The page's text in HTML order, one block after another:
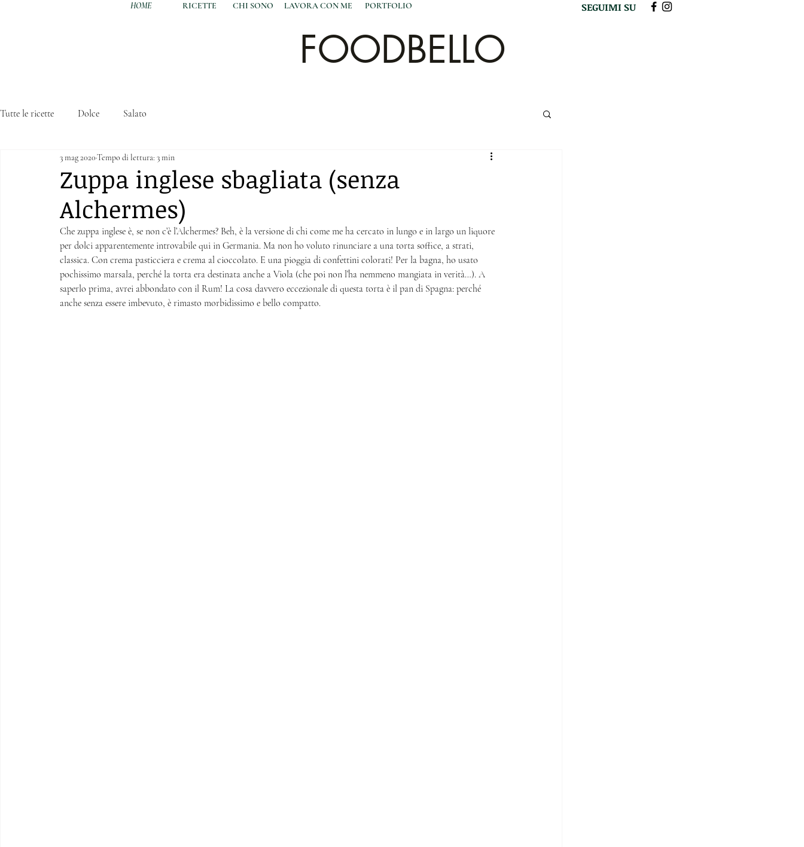
HOME RICETTE CHI SONO LAVORA CON ME PORTFOLIO SEGUIMI SU
FOODBELLO
Tutte le ricette Dolce Salato
Zuppa inglese sbagliata (senza
Alchermes)
3 mag 2020Tempo di lettura: 3 min
Che zuppa inglese è, se non c’è l’Alchermes? Beh, è la versione di chi come me ha cercato in lungo e in largo un liquore
per dolci apparentemente introvabile qui in Germania. Ma non ho voluto rinunciare a una torta soffice, a strati,
classica. Con crema pasticciera e crema al cioccolato. E una pioggia di confettini colorati! Per la bagna, ho usato
pochissimo marsala, perché la torta era destinata anche a Viola (che poi non l’ha nemmeno mangiata in verità…). A
saperlo prima, avrei abbondato con il Rum! La cosa davvero eccezionale di questa torta è il pan di Spagna: perché
anche senza essere imbevuto, è rimasto morbidissimo e bello compatto.